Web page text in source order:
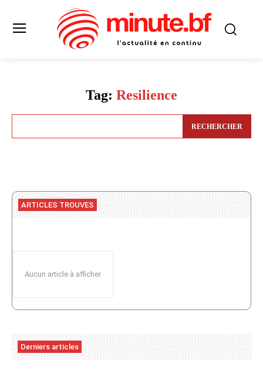
Tag: Resilience
RECHERCHER
ARTICLES TROUVES
Aucun article à afficher
Derniers articles